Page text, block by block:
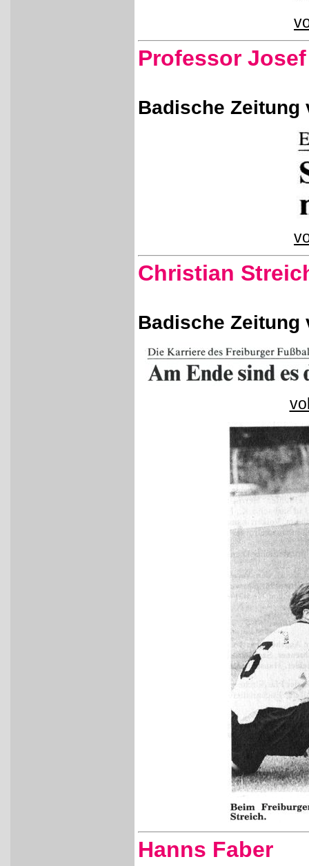
Professor
Badische Zeitung
Christian
Badische Zeitung
Hanns Faber